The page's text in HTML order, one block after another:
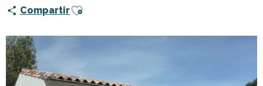
CompartirAjouter aux favoris